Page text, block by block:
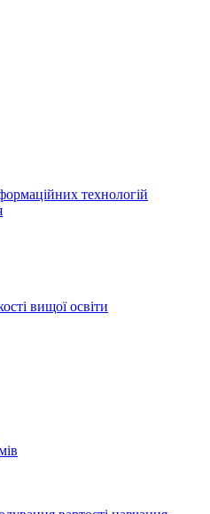
технологій
вищої освіти